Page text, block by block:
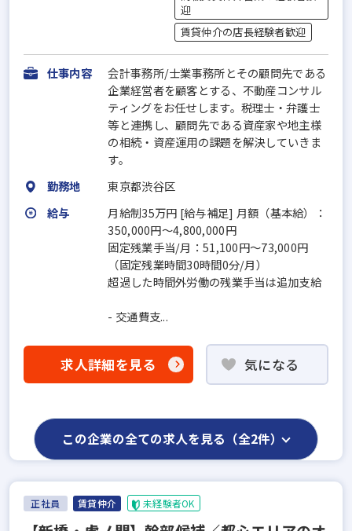
迎
賃貸仲介の店長経験者歓迎
仕事内容
会計事務所/士業事務所とその顧問先である
企業経営者を顧客とする、不動産コンサル
ティングをお任せします。税理士・弁護士
等と連携し、顧問先である資産家や地主様
の相続・資産運用の課題を解決していきま
す。
勤務地
東京都渋谷区
給与
月給制35万円 [給与補足] 月額（基本給）：
350,000円～4,800,000円
固定残業手当/月：51,100円～73,000円
（固定残業時間30時間0分/月）
超過した時間外労働の残業手当は追加支給
- 交通費支...
求人詳細を見る 気になる
この企業の全ての求人を見る（全2件）
正社員 賃貸仲介 未経験者OK